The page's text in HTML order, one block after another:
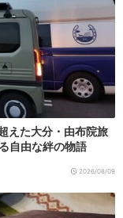
えた大分・由布院旅
自由な絆の物語
2026/08/09